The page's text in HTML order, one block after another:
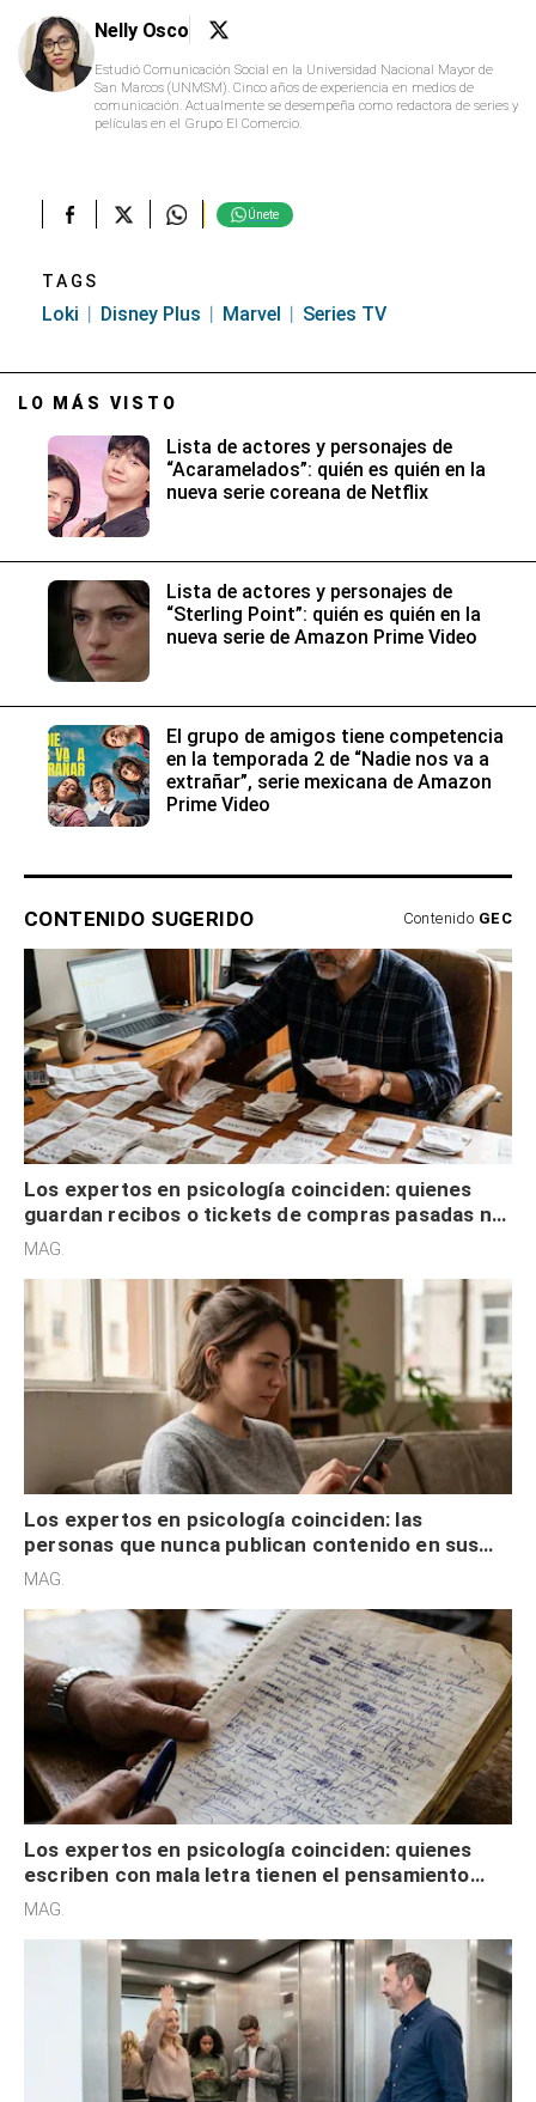
Nelly Osco
Estudió Comunicación Social en la Universidad Nacional Mayor de
San Marcos (UNMSM). Cinco años de experiencia en medios de
comunicación. Actualmente se desempeña como redactora de series y
películas en el Grupo El Comercio.
Únete
TAGS
Loki Disney Plus Marvel Series TV
LO MÁS VISTO
Lista de actores y personajes de
“Acaramelados”: quién es quién en la
nueva serie coreana de Netflix
Lista de actores y personajes de
“Sterling Point”: quién es quién en la
nueva serie de Amazon Prime Video
El grupo de amigos tiene competencia
en la temporada 2 de “Nadie nos va a
extrañar”, serie mexicana de Amazon
Prime Video
CONTENIDO SUGERIDO Contenido GEC
Los expertos en psicología coinciden: quienes
guardan recibos o tickets de compras pasadas no
son acumuladores, sino que tienen necesidad de
MAG.
Los expertos en psicología coinciden: las
personas que nunca publican contenido en sus
redes sociales no pretenden buscar validación
MAG.
Los expertos en psicología coinciden: quienes
escriben con mala letra tienen el pensamiento
acelerado y no lo hacen por desinterés
MAG.